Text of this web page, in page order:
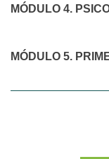
MÓDULO 4.
MÓDULO 5.